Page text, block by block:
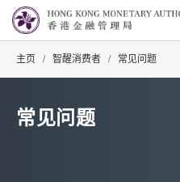
主页 / 智醒消费者 / 常见问题
常见问题